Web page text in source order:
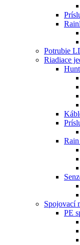
Potrubie
Riadiace
Spojovací
PE